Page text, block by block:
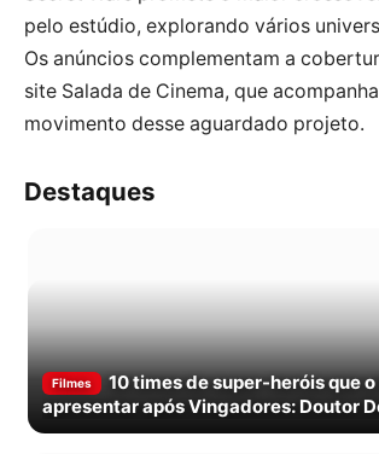
pelo estúdio, explorando vários
Os anúncios complementam a
site Salada de Cinema, que
movimento desse aguardado projeto.
Destaques
Filmes
10 times de super-heróis que
apresentar após Vingadores: Doutor